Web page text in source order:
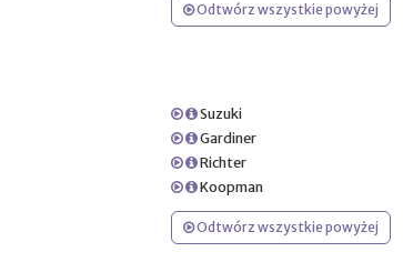
Odtwórz wszystkie powyżej
Suzuki
Gardiner
Richter
Koopman
Odtwórz wszystkie powyżej